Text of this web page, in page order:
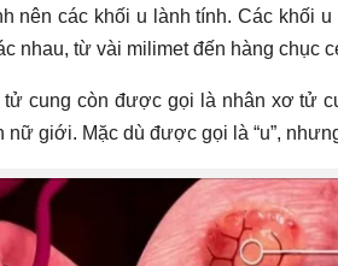
nên các khối u lành tính. Các khối
nhau, từ vài milimet đến hàng chục
cung còn được gọi là nhân xơ tử
nữ giới. Mặc dù được gọi là “u”,